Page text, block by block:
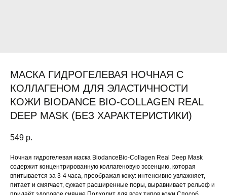
МАСКА ГИДРОГЕЛЕВАЯ НОЧНАЯ С
КОЛЛАГЕНОМ ДЛЯ ЭЛАСТИЧНОСТИ
КОЖИ BIODANCE BIO-COLLAGEN REAL
DEEP MASK (БЕЗ ХАРАКТЕРИСТИКИ)
549 р.
Ночная гидрогелевая маска BiodanceBio-Collagen Real Deep Mask
содержит концентрированную коллагеновую эссенцию, которая
впитывается за 3-4 часа, преображая кожу: интенсивно увлажняет,
питает и смягчает, сужает расширенные поры, выравнивает рельеф и